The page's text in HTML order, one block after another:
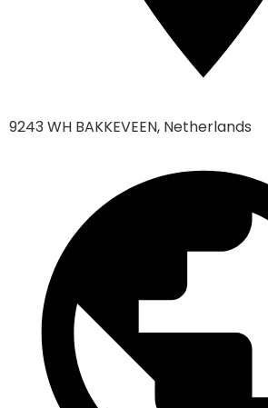
9243 WH BAKKEVEEN, Netherlands